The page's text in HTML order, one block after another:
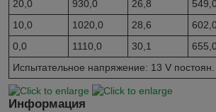
20,0
930,0 26,8 549,0
10,0
1020,0 28,6 602,0
0,0
1110,0 30,1 655,0
Испытательное напряжение: 13 V постоян.
Информация